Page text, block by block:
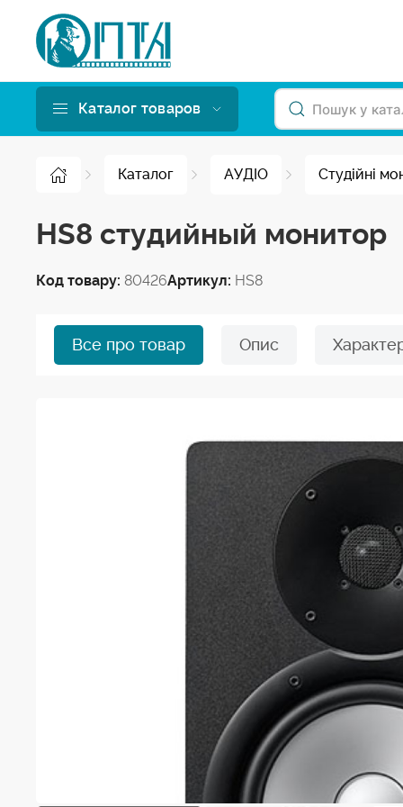
Каталог товаров
Каталог АУДІО Студійні
HS8 студийный монитор
Код товару: 80426Артикул: HS8
Все про товар Опис